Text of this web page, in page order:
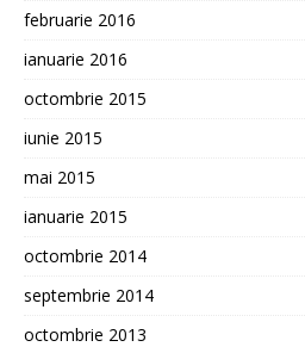
februarie 2016
ianuarie 2016
octombrie 2015
iunie 2015
mai 2015
ianuarie 2015
octombrie 2014
septembrie 2014
octombrie 2013